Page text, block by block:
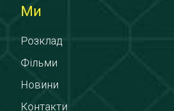
Ми
Розклад
Фільми
Новини
Контакти